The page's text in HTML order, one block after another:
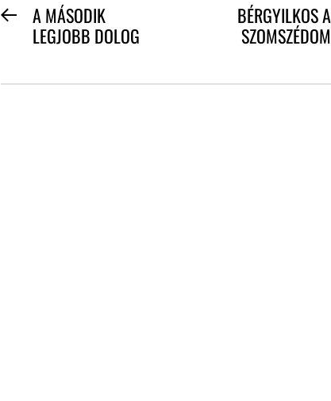
BEJEGYZÉS
NAVIGÁCIÓ
PreviousA MÁSODIK
LEGJOBB DOLOG
BÉRGYILKOS A
SZOMSZÉDOM